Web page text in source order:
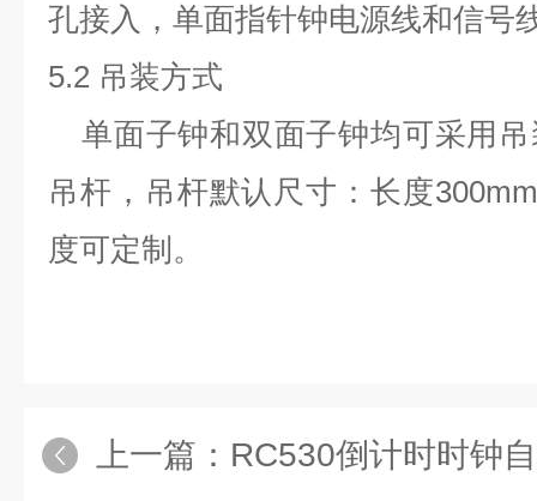
孔接入，单面指针钟电源线和信号
5.2 吊装方式
单面子钟和双面子钟均可采用
吊杆，吊杆默认尺寸：长度300mm
度可定制。
上一篇： RC530倒计时时钟